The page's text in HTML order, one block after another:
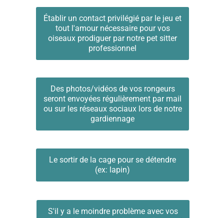
Le sortir de la cage pour se détendre
(ex: lapin)
S'il y a le moindre problème avec vos
Établir un contact privilégié par le jeu et
tout l'amour nécessaire pour vos
oiseaux prodiguer par notre pet sitter
professionnel
Des photos/vidéos de vos rongeurs
seront envoyées régulièrement par mail
ou sur les réseaux sociaux lors de notre
gardiennage